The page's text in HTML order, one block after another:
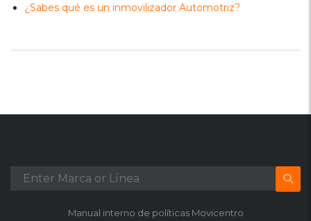
¿Sabes qué es un inmovilizador Automotriz?
Manual interno de políticas Movicentro